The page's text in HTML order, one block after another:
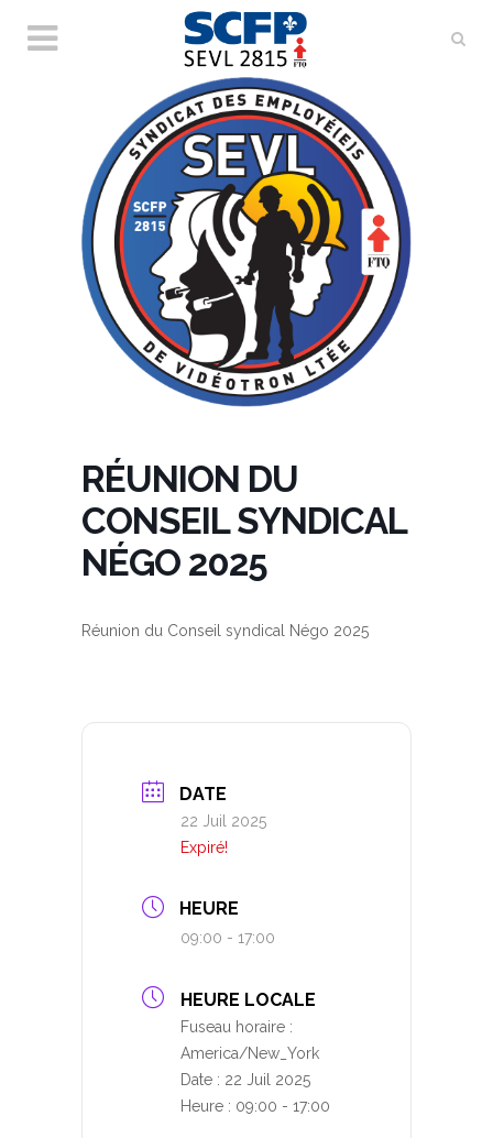
RÉUNION DU
CONSEIL SYNDICAL
NÉGO 2025
Réunion du Conseil syndical Négo 2025
DATE
22 Juil 2025
Expiré!
HEURE
09:00 - 17:00
HEURE LOCALE
Fuseau horaire :
America/New_York
Date : 22 Juil 2025
Heure : 09:00 - 17:00